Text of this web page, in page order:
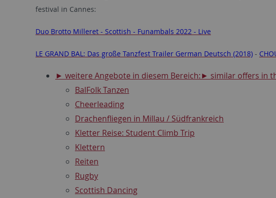
festival in Cannes:
Duo Brotto Milleret - Scottish - Funambals 2022 - Live
LE GRAND BAL: Das große Tanzfest Trailer German Deutsch (2018) -
► weitere Angebote in diesem Bereich:► similar offers in
BalFolk Tanzen
Cheerleading
Drachenfliegen in Millau / Südfrankreich
Kletter Reise: Student Climb Trip
Klettern
Reiten
Rugby
Scottish Dancing